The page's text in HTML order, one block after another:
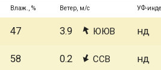
Влаж., % Ветер, м/с УФ-
47 3.9 ЮЮВ нд
58 0.2 ССВ нд